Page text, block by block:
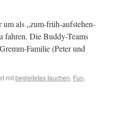
als „zum-früh-aufstehen-
fahren. Die Buddy-Teams
Familie (Peter und
mitbegleitetes tauchen, Fun,